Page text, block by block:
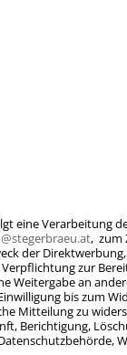
eine Verarbeitung
, zum
der
zur
Weitergabe an
bis zum
Mitteilung zu
Berichtigung,